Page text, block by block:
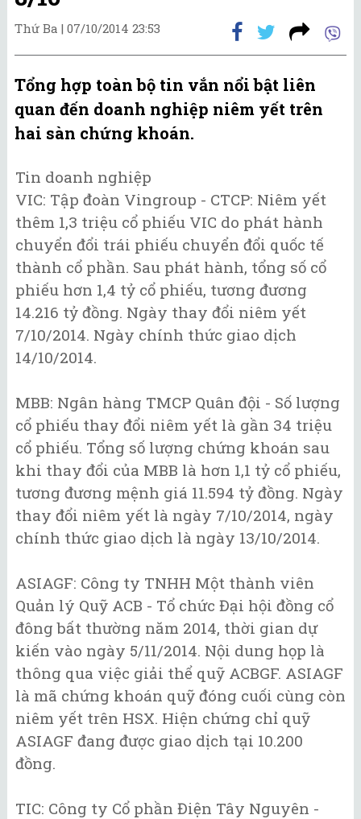
Thứ Ba | 07/10/2014 23:53
Tổng hợp toàn bộ tin vắn nổi bật liên
quan đến doanh nghiệp niêm yết trên
hai sàn chứng khoán.
Tin doanh nghiệp
VIC: Tập đoàn Vingroup - CTCP: Niêm yết
thêm 1,3 triệu cổ phiếu VIC do phát hành
chuyển đổi trái phiếu chuyển đổi quốc tế
thành cổ phần. Sau phát hành, tổng số cổ
phiếu hơn 1,4 tỷ cổ phiếu, tương đương
14.216 tỷ đồng. Ngày thay đổi niêm yết
7/10/2014. Ngày chính thức giao dịch
14/10/2014.
MBB: Ngân hàng TMCP Quân đội - Số lượng
cổ phiếu thay đổi niêm yết là gần 34 triệu
cổ phiếu. Tổng số lượng chứng khoán sau
khi thay đổi của MBB là hơn 1,1 tỷ cổ phiếu,
tương đương mệnh giá 11.594 tỷ đồng. Ngày
thay đổi niêm yết là ngày 7/10/2014, ngày
chính thức giao dịch là ngày 13/10/2014.
ASIAGF: Công ty TNHH Một thành viên
Quản lý Quỹ ACB - Tổ chức Đại hội đồng cổ
đông bất thường năm 2014, thời gian dự
kiến vào ngày 5/11/2014. Nội dung họp là
thông qua việc giải thể quỹ ACBGF. ASIAGF
là mã chứng khoán quỹ đóng cuối cùng còn
niêm yết trên HSX. Hiện chứng chỉ quỹ
ASIAGF đang được giao dịch tại 10.200
đồng.
TIC: Công ty Cổ phần Điện Tây Nguyên -